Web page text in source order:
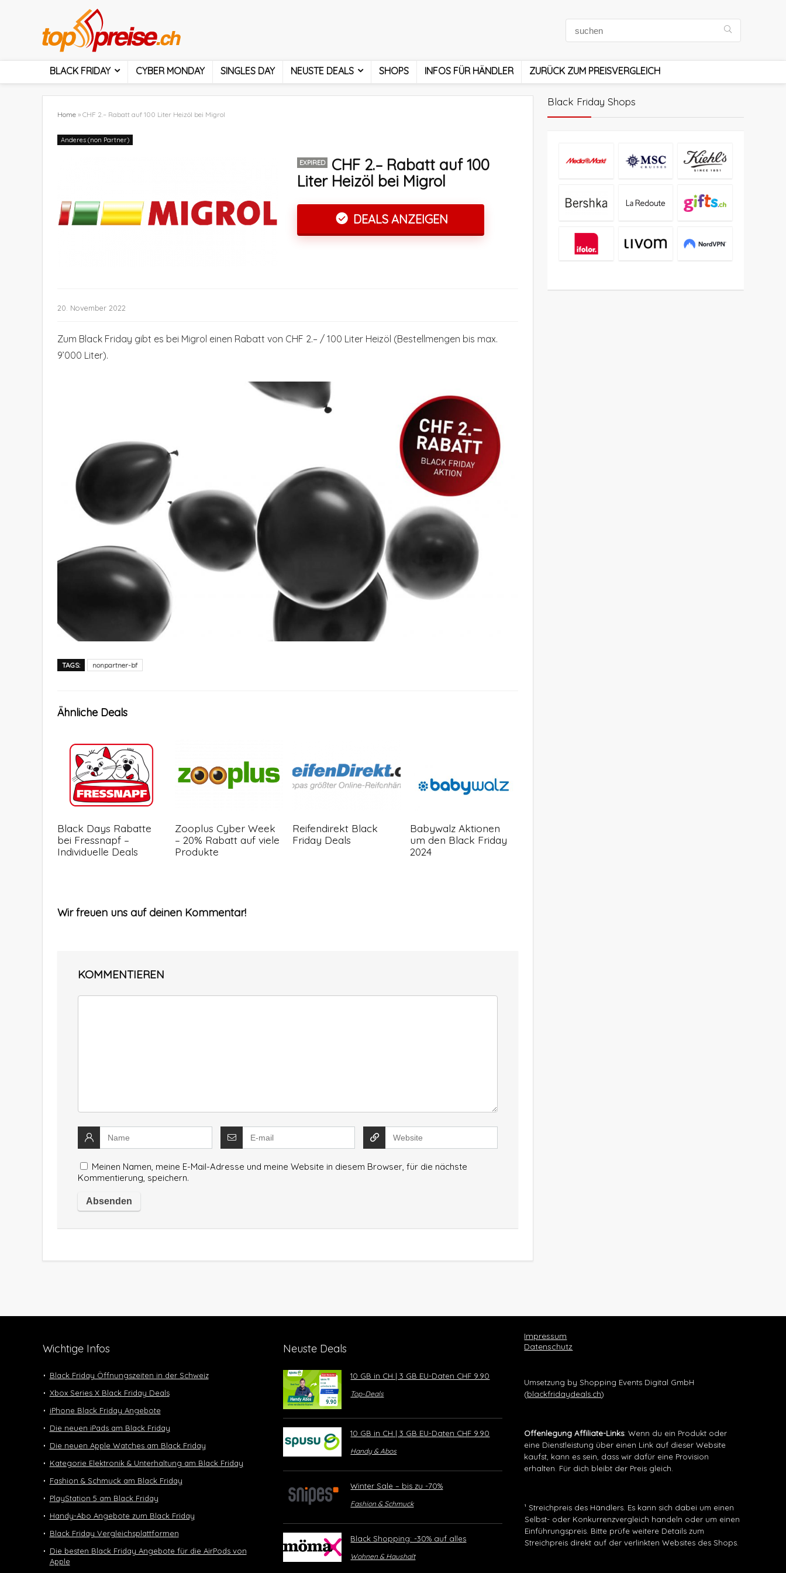
BLACK FRIDAY CYBER MONDAY SINGLES DAY NEUSTE DEALS SHOPS INFOS FÜR HÄNDLER ZURÜCK ZUM PREISVERGLEICH
Home » CHF 2.– Rabatt auf 100 Liter Heizöl bei Migrol
Anderes (non Partner)
EXPIRED
CHF 2.– Rabatt auf 100
Liter Heizöl bei Migrol
DEALS ANZEIGEN
20. November 2022
Zum Black Friday gibt es bei Migrol einen Rabatt von CHF 2.– / 100 Liter Heizöl (Bestellmengen bis max.
9’000 Liter).
TAGS: nonpartner-bf
Ähnliche Deals
Black Days Rabatte
bei Fressnapf –
Individuelle Deals
Zooplus Cyber Week
– 20% Rabatt auf viele
Produkte
Reifendirekt Black
Friday Deals
Babywalz Aktionen
um den Black Friday
2024
Wir freuen uns auf deinen Kommentar!
KOMMENTIEREN
Meinen Namen, meine E-Mail-Adresse und meine Website in diesem Browser, für die nächste
Kommentierung, speichern.
Black Friday Shops
Wichtige Infos
Black Friday Öffnungszeiten in der Schweiz
Xbox Series X Black Friday Deals
iPhone Black Friday Angebote
Die neuen iPads am Black Friday
Die neuen Apple Watches am Black Friday
Kategorie Elektronik & Unterhaltung am Black Friday
Fashion & Schmuck am Black Friday
PlayStation 5 am Black Friday
Handy-Abo Angebote zum Black Friday
Black Friday Vergleichsplattformen
Die besten Black Friday Angebote für die AirPods von
Apple
Neuste Deals
10 GB in CH | 3 GB EU-Daten CHF 9.90
Top-Deals
10 GB in CH | 3 GB EU-Daten CHF 9.90
Handy & Abos
Winter Sale – bis zu -70%
Fashion & Schmuck
Black Shopping: -30% auf alles
Wohnen & Haushalt
Impressum
Datenschutz
Umsetzung by Shopping Events Digital GmbH
(blackfridaydeals.ch)
Offenlegung Affiliate-Links: Wenn du ein Produkt oder
eine Dienstleistung über einen Link auf dieser Website
kaufst, kann es sein, dass wir dafür eine Provision
erhalten. Für dich bleibt der Preis gleich.
¹ Streichpreis des Händlers. Es kann sich dabei um einen
Selbst- oder Konkurrenzvergleich handeln oder um einen
Einführungspreis. Bitte prüfe weitere Details zum
Streichpreis direkt auf der verlinkten Websites des Shops.